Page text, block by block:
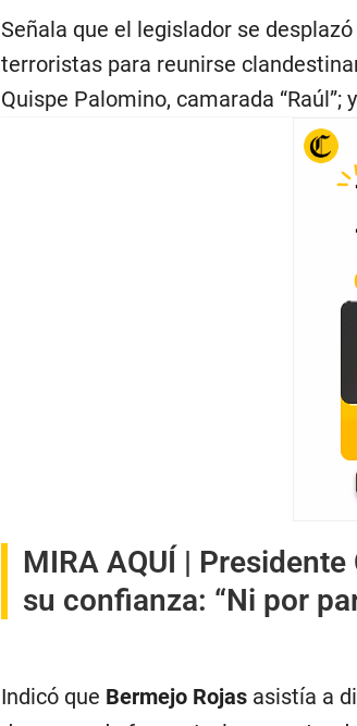
Señala que el legislador se
terroristas para reunirse
Quispe Palomino, camarada
MIRA AQUÍ | Presidente
su confianza: “Ni por
Indicó que Bermejo Rojas asistía a